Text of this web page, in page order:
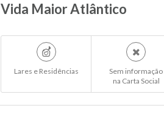
Vida Maior Atlântico
Lares e Residências
Sem informação
na Carta Social